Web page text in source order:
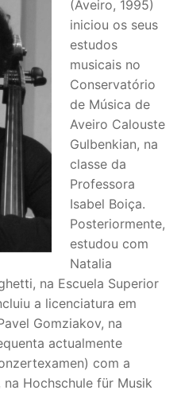
(Aveiro, 1995)
iniciou os seus
estudos
musicais no
Conservatório
de Música de
Aveiro Calouste
Gulbenkian, na
classe da
Professora
Isabel Boiça.
Posteriormente,
estudou com
Natalia
na Escuela Superior
a licenciatura em
Gomziakov, na
actualmente
com a
Hochschule für Musik